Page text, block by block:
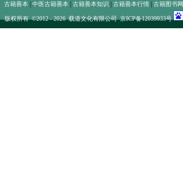
古籍善本 中医古籍善本 古籍善本知识 古籍善本行情 古籍图书网
版权所有 ©2012 - 2026 载道文化有限公司京ICP备12039933号